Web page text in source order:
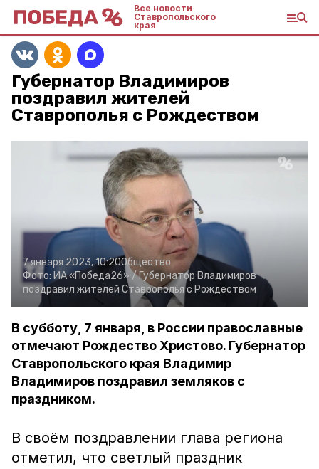
Все новости
Ставропольского
края
Губернатор Владимиров
поздравил жителей
Ставрополья с Рождеством
7 января 2023, 10:20Общество
Фото: ИА «Победа26» /Губернатор Владимиров
поздравил жителей Ставрополья с Рождеством
В субботу, 7 января, в России православные
отмечают Рождество Христово. Губернатор
Ставропольского края Владимир
Владимиров поздравил земляков с
праздником.
В своём поздравлении глава региона
отметил, что светлый праздник